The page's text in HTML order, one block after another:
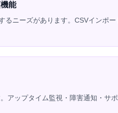
能
るニーズがあります。CSVインポ
アップタイム監視・障害通知・サ